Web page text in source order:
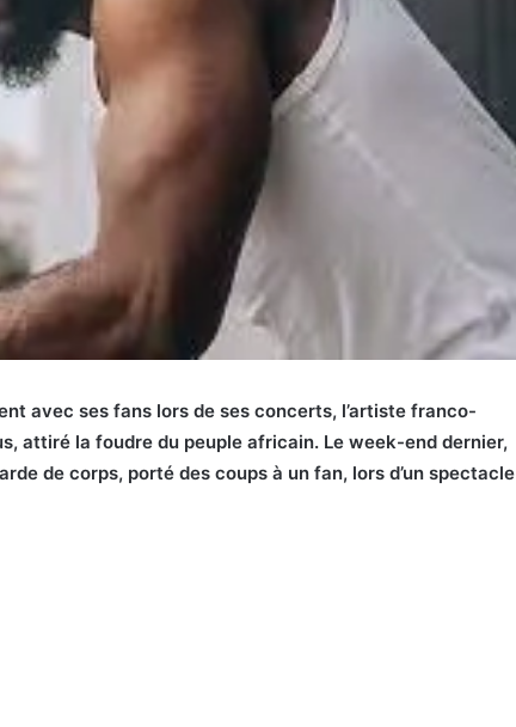
avec ses fans lors de ses concerts, l’artiste franco-
attiré la foudre du peuple africain. Le week-end dernier,
de corps, porté des coups à un fan, lors d’un spectacle